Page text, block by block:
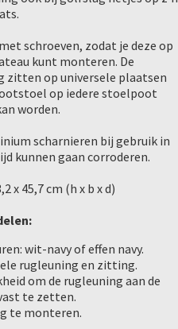
schroeven, zodat je deze op
kunt monteren. De
zitten op universele plaatsen
op iedere stoelpoot
worden.
scharnieren bij gebruik in
kunnen gaan corroderen.
x 45,7 cm (h x b x d)
wit-navy of effen navy.
rugleuning en zitting.
om de rugleuning aan de
te zetten.
te monteren.